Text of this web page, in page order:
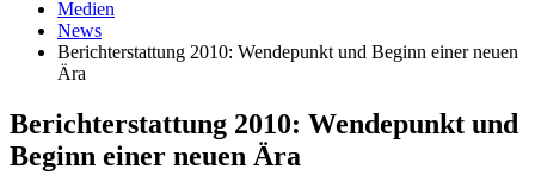
Medien
News
Berichterstattung 2010: Wendepunkt und Beginn einer neuen
Ära
Berichterstattung 2010: Wendepunkt und
Beginn einer neuen Ära